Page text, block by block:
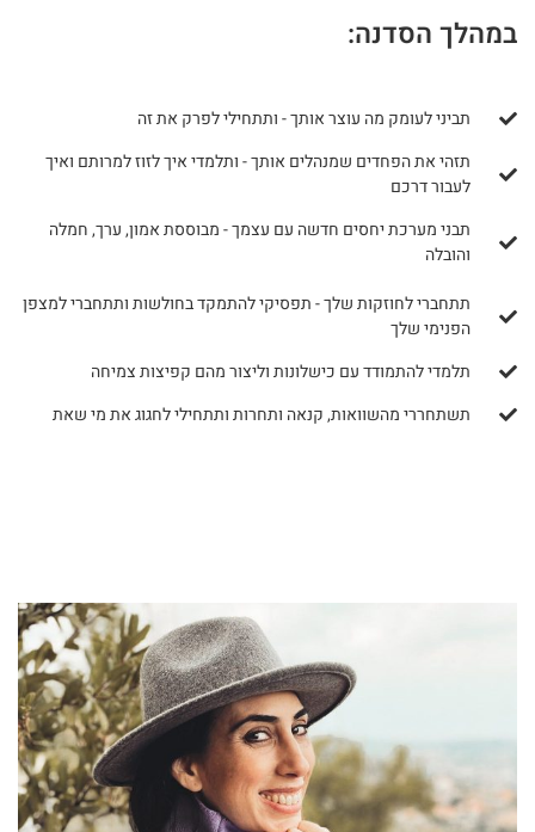
במהלך הסדנה:
תביני לעומק מה עוצר אותך - ותתחילי לפרק את זה
תזהי את הפחדים שמנהלים אותך - ותלמדי איך לזוז למרותם ואיך
לעבור דרכם
תבני מערכת יחסים חדשה עם עצמך - מבוססת אמון, ערך, חמלה
והובלה
תתחברי לחוזקות שלך - תפסיקי להתמקד בחולשות ותתחברי למצפן
הפנימי שלך
תלמדי להתמודד עם כישלונות וליצור מהם קפיצות צמיחה
תשתחררי מהשוואות, קנאה ותחרות ותתחילי לחגוג את מי שאת